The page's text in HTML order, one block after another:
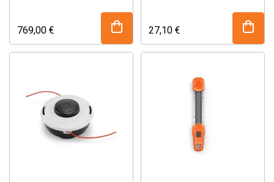
käyttöajan ja
suorituskyvyn vaativiin
kapasiteetin ansiosta se
yhdistää pitkän työajan,
kestävyyden ja
luotettavan
energiansyötön kaikissa
769,00€
FSA 70 R ja STIHL FSA
110 R -raivaussahojen
kanssa, jotka
järjestelmää.
Järjestelmän ansiosta
leikkuupää voidaan
irrottaa nopeasti ja
helposti ilman työkaluja
27,10€